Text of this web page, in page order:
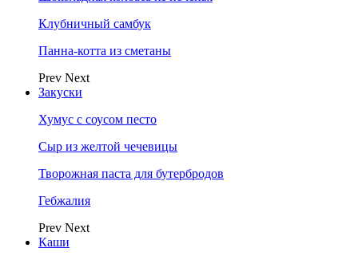
Клубничный самбук
Панна-котта из сметаны
Prev Next
Закуски
Хумус с соусом песто
Сыр из желтой чечевицы
Творожная паста для бутербродов
Гебжалия
Prev Next
Каши